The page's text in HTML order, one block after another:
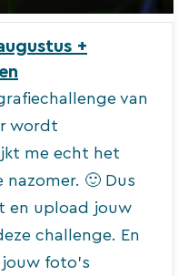
+
van
wordt
me echt het
🙂 Dus
en upload jouw
challenge. En
foto’s